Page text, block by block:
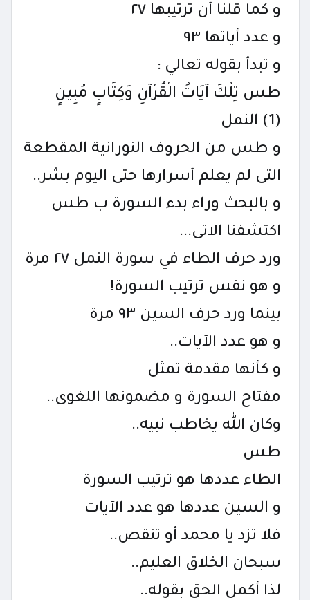
و كما قلنا أن ترتيبها ٢٧
و عدد أياتها ٩٣
و تبدأ بقوله تعالي :
طس تِلْكَ آيَاتُ الْقُرْآنِ وَكِتَابٍ مُبِينٍ
(1) النمل
و طس من الحروف النورانية المقطعة
التى لم يعلم أسرارها حتى اليوم بشر..
و بالبحث وراء بدء السورة ب طس
اكتشفنا الآتى...
ورد حرف الطاء في سورة النمل ٢٧ مرة
و هو نفس ترتيب السورة!
بينما ورد حرف السين ٩٣ مرة
و هو عدد الآيات..
و كأنها مقدمة تمثل
مفتاح السورة و مضمونها اللغوى..
وكان الله يخاطب نبيه..
طس
الطاء عددها هو ترتيب السورة
و السين عددها هو عدد الآيات
فلا تزد يا محمد أو تنقص..
سبحان الخلاق العليم..
لذا أكمل الحق بقوله..